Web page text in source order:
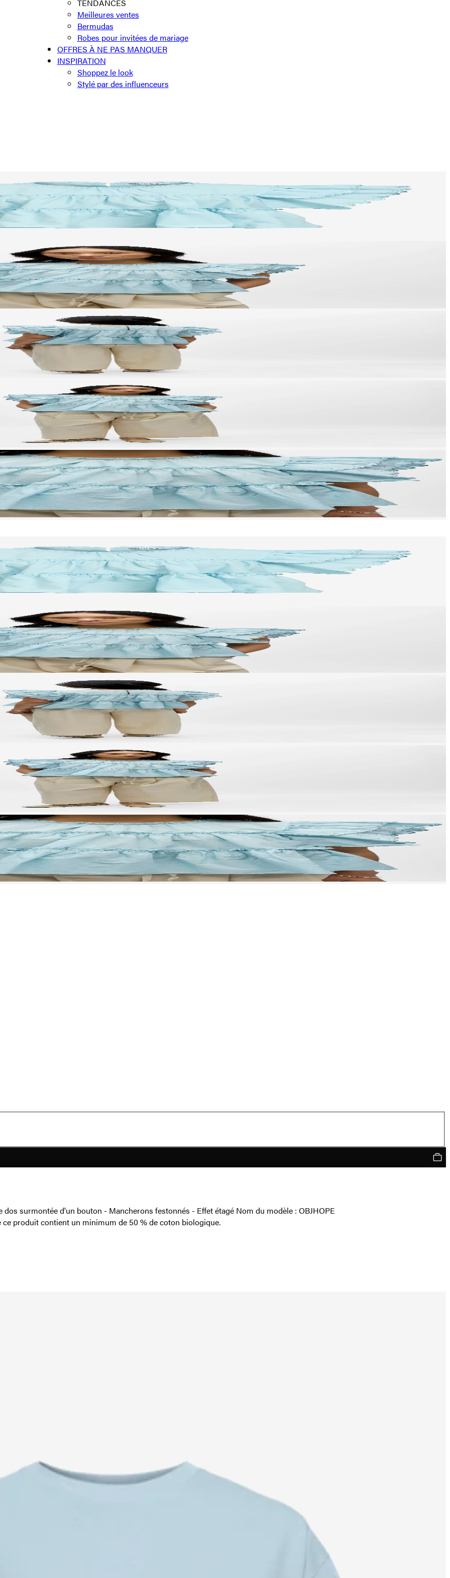
TENDANCES
Meilleures ventes
Bermudas
Robes pour invitées de mariage
OFFRES À NE PAS MANQUER
INSPIRATION
Shoppez le look
Stylé par des influenceurs
surmontée d'un bouton - Mancherons festonnés - Effet étagé Nom du modèle : OBJHOPE
ce produit contient un minimum de 50 % de coton biologique.